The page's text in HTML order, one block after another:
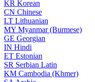
KR Korean
CN Chinese
LT Lithuanian
MY Myanmar (Burmese)
GE Georgian
IN Hindi
ET Estonian
SR Serbian Latin
KM Cambodia (Khmer)